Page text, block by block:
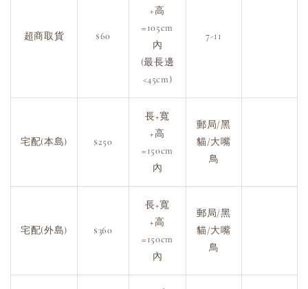
超商取貨 $60
+高
=105cm
內
(最長邊
<45cm)
7-11
宅配(本島) $250
長+寬
+高
=150cm
內
郵局/黑
貓/大嘴
鳥
宅配(外島) $360
長+寬
+高
=150cm
內
郵局/黑
貓/大嘴
鳥